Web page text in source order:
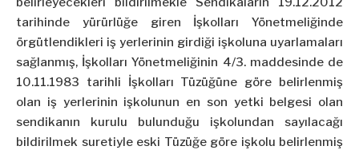
tarihinde yürürlüğe giren İşkolları Yönetmeliğinde
örgütlendikleri iş yerlerinin girdiği işkoluna uyarlamaları
sağlanmış, İşkolları Yönetmeliğinin 4/3. maddesinde de
10.11.1983 tarihli İşkolları Tüzüğüne göre belirlenmiş
olan iş yerlerinin işkolunun en son yetki belgesi olan
sendikanın kurulu bulunduğu işkolundan sayılacağı
bildirilmek suretiyle eski Tüzüğe göre işkolu belirlenmiş